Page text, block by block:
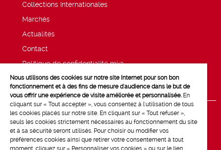
Collections Internationales
Marchés
Actualités
Contact
Politique de confidentialité mk2
Mentions légales
Nous utilisons des cookies sur notre site Internet pour son bon
fonctionnement et à des fins de mesure d'audience dans le but de
vous offrir une expérience de visite améliorée et personnalisée. En
cliquant sur « Tout accepter », vous consentez à l'utilisation de tous
les cookies placés sur notre site. En cliquant sur « Tout refuser »,
seuls les cookies strictement nécessaires au fonctionnement du site
et à sa sécurité seront utilisés. Pour choisir ou modifier vos
préférences cookies ainsi que retirer votre consentement à tout
moment, cliquez sur « Personnaliser vos cookies » ou sur le lien